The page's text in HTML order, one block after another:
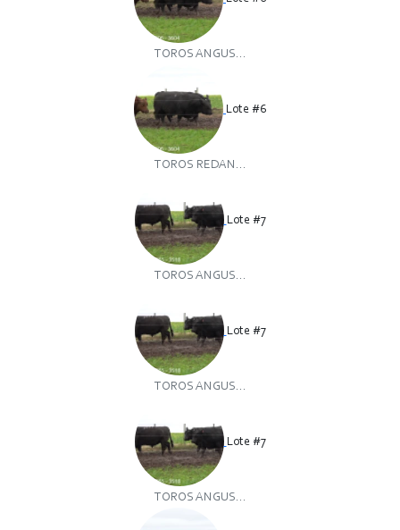
TOROS ANGUS...
Lote #6
TOROS REDAN...
Lote #7
TOROS ANGUS...
Lote #7
TOROS ANGUS...
Lote #7
TOROS ANGUS...